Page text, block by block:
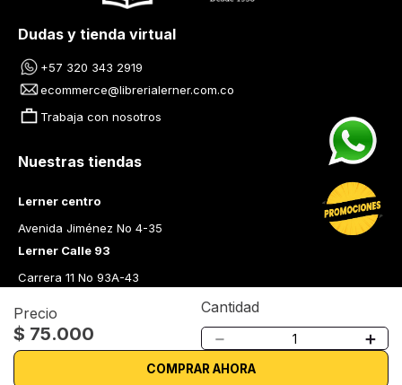
Precio
$ 75.000
Cantidad
＋
－
COMPRAR AHORA
Dudas y tienda virtual
+57 320 343 2919
ecommerce@librerialerner.com.co
Trabaja con nosotros
Nuestras tiendas
Lerner centro
Avenida Jiménez No 4-35
Lerner Calle 93
Carrera 11 No 93A-43
Carrera 43 A No. 05 A - 113 Local 103 Edificio One Plaza PH
Medellín Colombia
Librería Lerner - Comprar libros en Colombia